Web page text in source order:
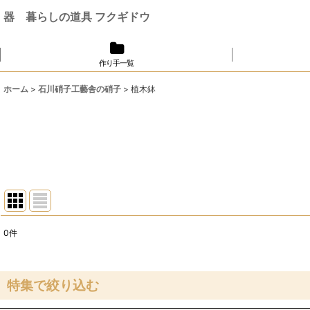
器 暮らしの道具 フクギドウ
作り手一覧
ホーム > 石川硝子工藝舎の硝子 > 植木鉢
並び順:
0件
特集で絞り込む